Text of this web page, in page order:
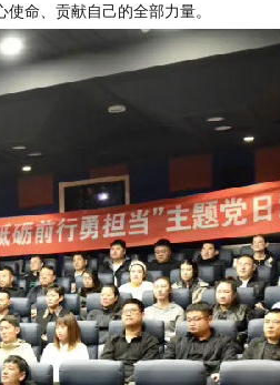
命、贡献自己的全部力量。